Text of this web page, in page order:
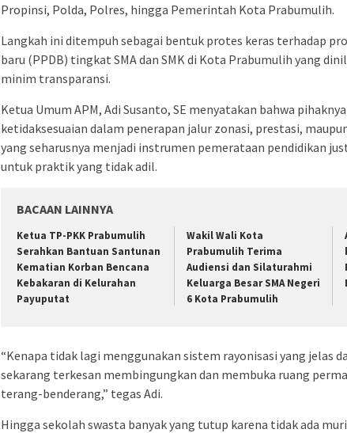
Propinsi, Polda, Polres, hingga Pemerintah Kota Prabumulih.
Langkah ini ditempuh sebagai bentuk protes keras terhadap
baru (PPDB) tingkat SMA dan SMK di Kota Prabumulih yang
minim transparansi.
Ketua Umum APM, Adi Susanto, SE menyatakan bahwa
ketidaksesuaian dalam penerapan jalur zonasi, prestasi,
yang seharusnya menjadi instrumen pemerataan pendidikan
untuk praktik yang tidak adil.
BACAAN LAINNYA
Ketua TP-PKK Prabumulih
Serahkan Bantuan Santunan
Kematian Korban Bencana
Kebakaran di Kelurahan
Payuputat
Wakil Wali Kota
Prabumulih Terima
Audiensi dan Silaturahmi
Keluarga Besar SMA Negeri
6 Kota Prabumulih
“Kenapa tidak lagi menggunakan sistem rayonisasi yang jelas
sekarang terkesan membingungkan dan membuka ruang
terang-benderang,” tegas Adi.
Hingga sekolah swasta banyak yang tutup karena tidak ada